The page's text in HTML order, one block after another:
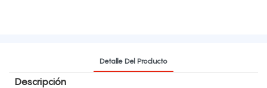
Detalle Del Producto
Descripción